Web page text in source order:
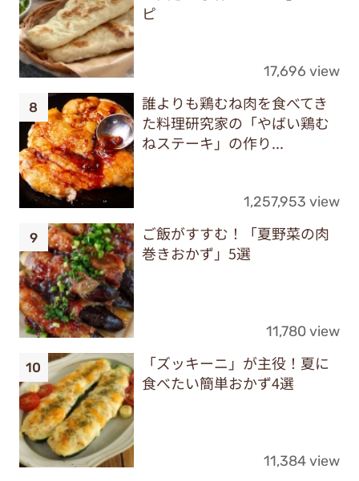
ピ
17,696 view
誰よりも鶏むね肉を食べてき
た料理研究家の「やばい鶏む
ねステーキ」の作り...
1,257,953 view
ご飯がすすむ！「夏野菜の肉
巻きおかず」5選
11,780 view
「ズッキーニ」が主役！夏に
食べたい簡単おかず4選
11,384 view